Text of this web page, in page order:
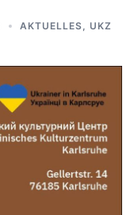
AKTUELLES UKZ